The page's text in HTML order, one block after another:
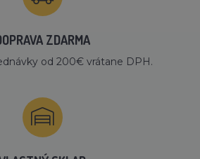
ZDARMA
od 200€ vrátane DPH.